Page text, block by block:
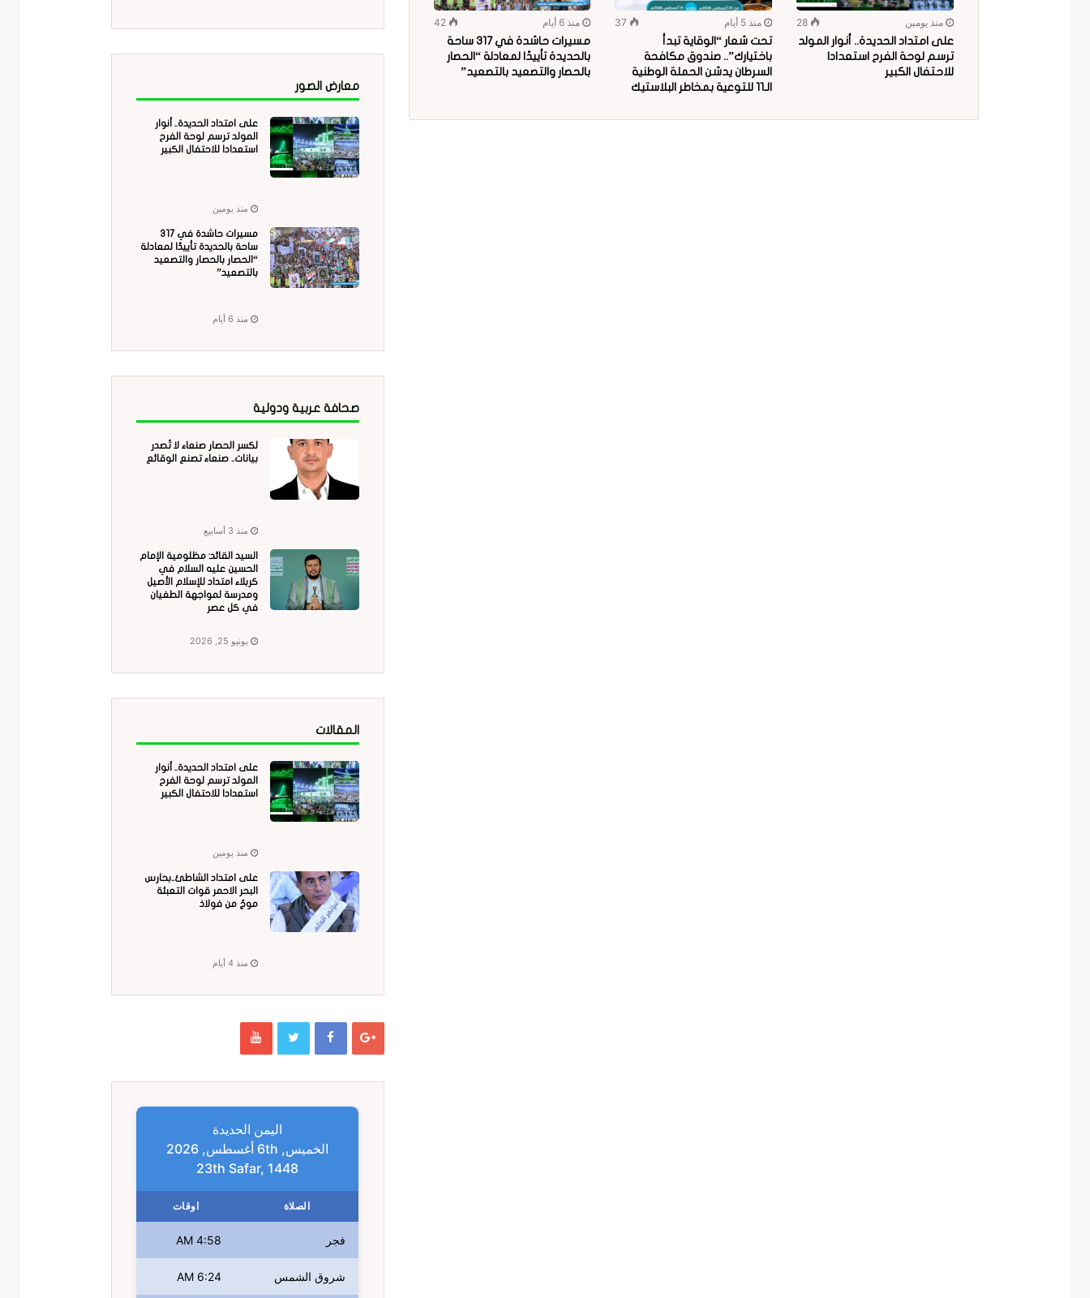
منذ يومين
28
على امتداد الحديدة.. أنوار المولد
ترسم لوحة الفرح استعدادا
للاحتفال الكبير
منذ 5 أيام
37
تحت شعار “الوقاية تبدأ
باختيارك”.. صندوق مكافحة
السرطان يدشن الحملة الوطنية
الـ11 للتوعية بمخاطر البلاستيك
منذ 6 أيام
42
مسيرات حاشدة في 317 ساحة
بالحديدة تأييدًا لمعادلة “الحصار
بالحصار والتصعيد بالتصعيد”
معارض الصور
على امتداد الحديدة.. أنوار
المولد ترسم لوحة الفرح
استعدادا للاحتفال الكبير
منذ يومين
مسيرات حاشدة في 317
ساحة بالحديدة تأييدًا لمعادلة
“الحصار بالحصار والتصعيد
بالتصعيد”
منذ 6 أيام
صحافة عربية ودولية
لكسر الحصار صنعاء لا تُصدر
بيانات.. صنعاء تصنع الوقائع
منذ 3 أسابيع
السيد القائد: مظلومية الإمام
الحسين عليه السلام في
كربلاء امتداد للإسلام الأصيل
ومدرسة لمواجهة الطغيان
في كل عصر
يونيو 25, 2026
المقالات
على امتداد الحديدة.. أنوار
المولد ترسم لوحة الفرح
استعدادا للاحتفال الكبير
منذ يومين
على امتداد الشاطئ..بحارس
البحر الاحمر قوات التعبئة
موجٌ من فولاذ
منذ 4 أيام
اليمن الحديدة
الخميس, 6th أغسطس, 2026
23th Safar, 1448
الصلاة اوقات
فجر 4:58 AM
شروق الشمس 6:24 AM